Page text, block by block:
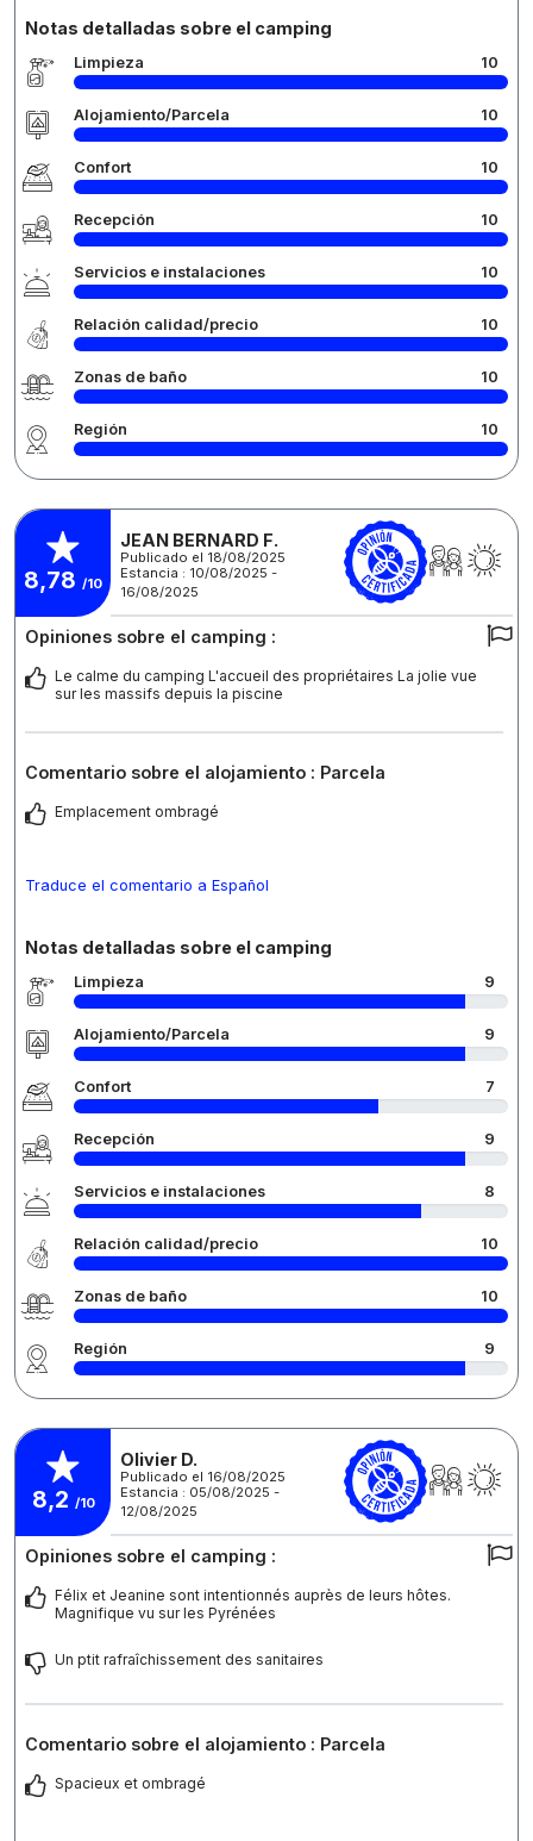
Notas detalladas sobre el camping
Limpieza 10
Alojamiento/Parcela 10
Confort 10
Recepción 10
Servicios e instalaciones 10
Relación calidad/precio 10
Zonas de baño 10
Región 10
8,78 /10
JEAN BERNARD F.
Publicado el 18/08/2025
Estancia : 10/08/2025 -
16/08/2025
Opiniones sobre el camping :
Le calme du camping L'accueil des propriétaires La jolie vue
sur les massifs depuis la piscine
Comentario sobre el alojamiento : Parcela
Emplacement ombragé
Traduce el comentario a Español
Notas detalladas sobre el camping
Limpieza 9
Alojamiento/Parcela 9
Confort 7
Recepción 9
Servicios e instalaciones 8
Relación calidad/precio 10
Zonas de baño 10
Región 9
8,2 /10
Olivier D.
Publicado el 16/08/2025
Estancia : 05/08/2025 -
12/08/2025
Opiniones sobre el camping :
Félix et Jeanine sont intentionnés auprès de leurs hôtes.
Magnifique vu sur les Pyrénées
Un ptit rafraîchissement des sanitaires
Comentario sobre el alojamiento : Parcela
Spacieux et ombragé